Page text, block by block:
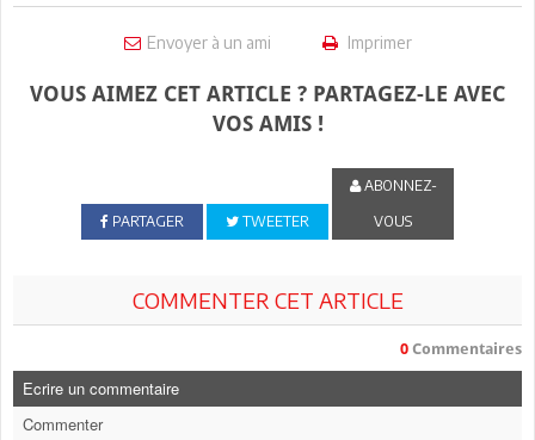
Envoyer à un ami Imprimer
VOUS AIMEZ CET ARTICLE ? PARTAGEZ-LE AVEC
VOS AMIS !
PARTAGER TWEETER
ABONNEZ-
VOUS
COMMENTER CET ARTICLE
0 Commentaires
Ecrire un commentaire
Commenter